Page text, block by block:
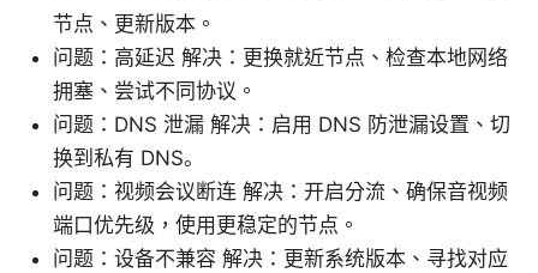
节点、更新版本。
问题：高延迟 解决：更换就近节点、检查本地网络
拥塞、尝试不同协议。
问题：DNS 泄漏 解决：启用 DNS 防泄漏设置、切
换到私有 DNS。
问题：视频会议断连 解决：开启分流、确保音视频
端口优先级，使用更稳定的节点。
问题：设备不兼容 解决：更新系统版本、寻找对应